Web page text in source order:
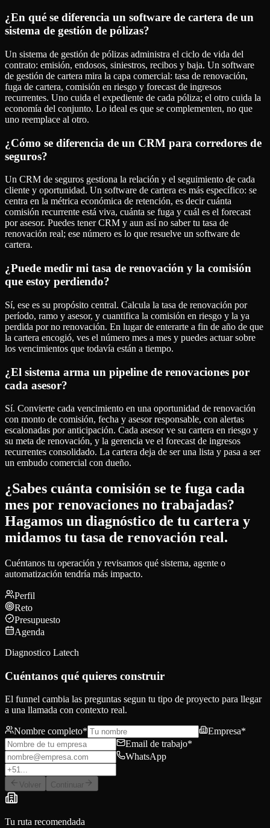
¿En qué se diferencia un software de cartera de un
sistema de gestión de pólizas?
Un sistema de gestión de pólizas administra el ciclo de vida del
contrato: emisión, endosos, siniestros, recibos y baja. Un software
de gestión de cartera mira la capa comercial: tasa de renovación,
fuga de cartera, comisión en riesgo y forecast de ingresos
recurrentes. Uno cuida el expediente de cada póliza; el otro cuida la
economía del conjunto. Lo ideal es que se complementen, no que
uno reemplace al otro.
¿Cómo se diferencia de un CRM para corredores de
seguros?
Un CRM de seguros gestiona la relación y el seguimiento de cada
cliente y oportunidad. Un software de cartera es más específico: se
centra en la métrica económica de retención, es decir cuánta
comisión recurrente está viva, cuánta se fuga y cuál es el forecast
por asesor. Puedes tener CRM y aun así no saber tu tasa de
renovación real; ese número es lo que resuelve un software de
cartera.
¿Puede medir mi tasa de renovación y la comisión
que estoy perdiendo?
Sí, ese es su propósito central. Calcula la tasa de renovación por
período, ramo y asesor, y cuantifica la comisión en riesgo y la ya
perdida por no renovación. En lugar de enterarte a fin de año de que
la cartera encogió, ves el número mes a mes y puedes actuar sobre
los vencimientos que todavía están a tiempo.
¿El sistema arma un pipeline de renovaciones por
cada asesor?
Sí. Convierte cada vencimiento en una oportunidad de renovación
con monto de comisión, fecha y asesor responsable, con alertas
escalonadas por anticipación. Cada asesor ve su cartera en riesgo y
su meta de renovación, y la gerencia ve el forecast de ingresos
recurrentes consolidado. La cartera deja de ser una lista y pasa a ser
un embudo comercial con dueño.
¿Sabes cuánta comisión se te fuga cada
mes por renovaciones no trabajadas?
Hagamos un diagnóstico de tu cartera y
midamos tu tasa de renovación real.
Cuéntanos tu operación y revisamos qué sistema, agente o
automatización tendría más impacto.
Perfil
Reto
Presupuesto
Agenda
Diagnostico Latech
Cuéntanos qué quieres construir
El funnel cambia las preguntas segun tu tipo de proyecto para llegar
a una llamada con contexto real.
Nombre completo* Empresa*
Email de trabajo*
WhatsApp
Volver Continuar
Tu ruta recomendada